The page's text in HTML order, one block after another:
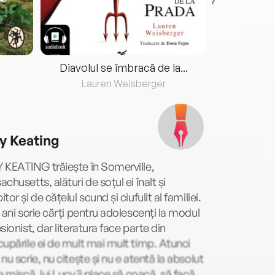
Diavolul se îmbracă de la...
Lauren Weisberger
Keating
KEATING trăiește în Somerville,
alături de soțul ei înalt și
și de cățelul scund și ciufulit al familiei.
ani scrie cărți pentru adolescenți la modul
dar literatura face parte din
ei de mult mai mult timp. Atunci
scrie, nu citește și nu e atentă la absolut